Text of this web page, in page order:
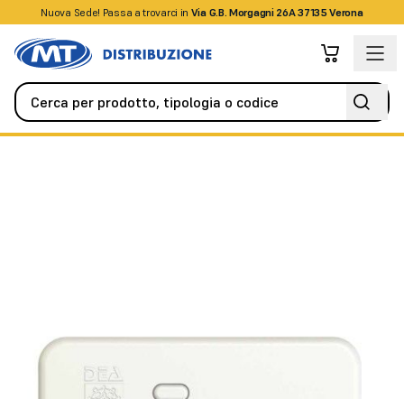
Nuova Sede! Passa a trovarci in Via G.B. Morgagni 26A 37135 Verona
+39045509826